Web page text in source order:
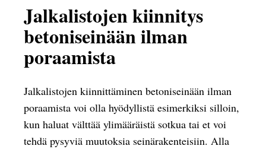
Jalkalistojen kiinnitys
betoniseinään ilman
poraamista
Jalkalistojen kiinnittäminen betoniseinään ilman
poraamista voi olla hyödyllistä esimerkiksi silloin,
kun haluat välttää ylimääräistä sotkua tai et voi
tehdä pysyviä muutoksia seinärakenteisiin. Alla